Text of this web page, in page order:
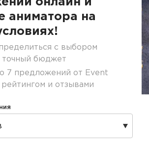
аниматора на
с выбором
точный бюджет
7 предложений от Event
и отзывами